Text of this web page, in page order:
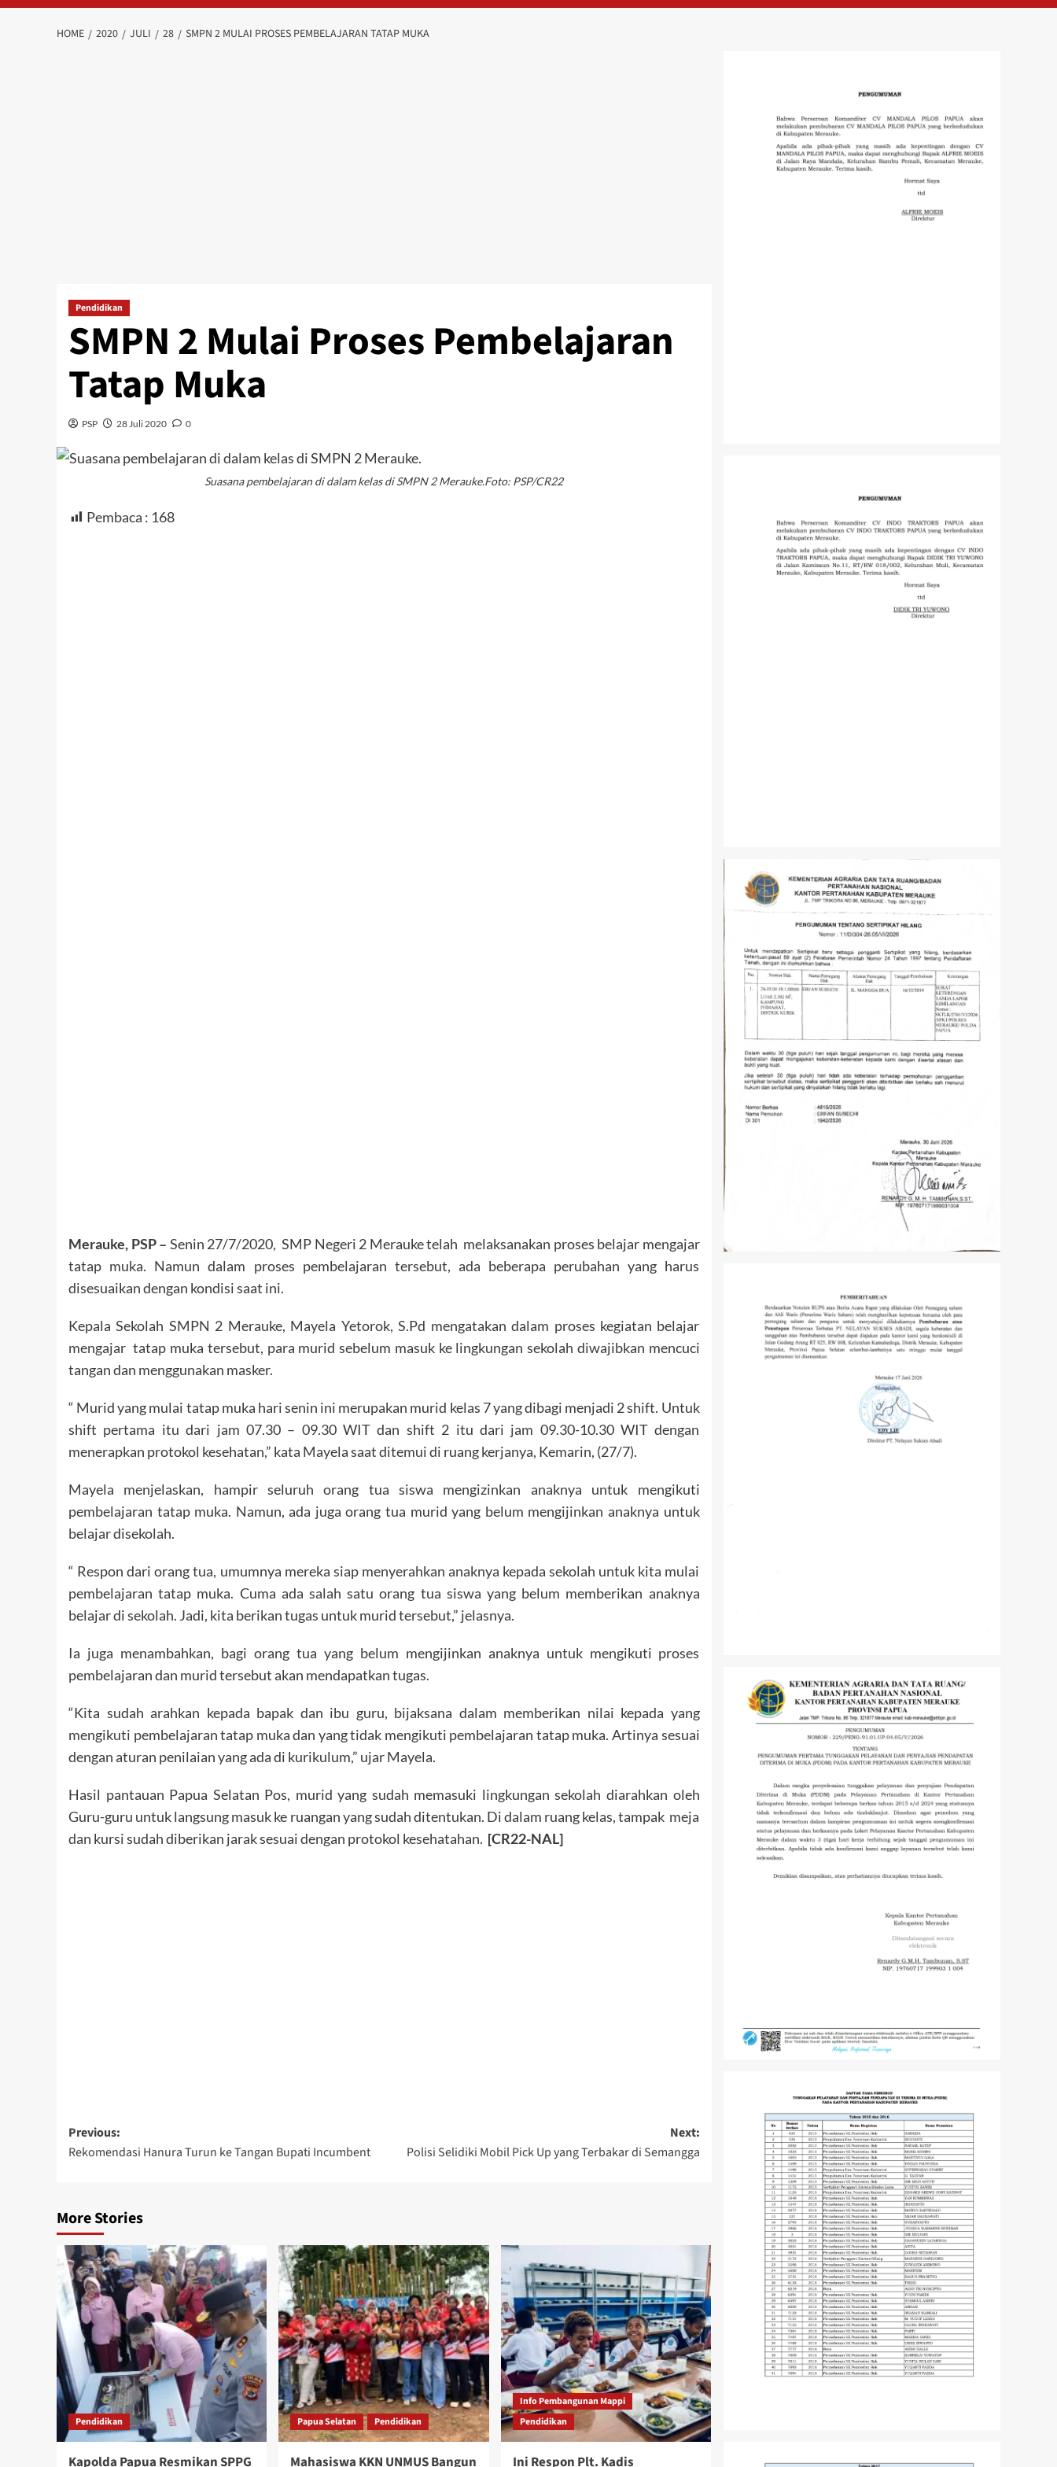
HOME 2020 JULI 28 SMPN 2 MULAI PROSES PEMBELAJARAN TATAP MUKA
Pendidikan
SMPN 2 Mulai Proses Pembelajaran
Tatap Muka
PSP 28 Juli 2020 0
Suasana pembelajaran di dalam kelas di SMPN 2 Merauke.Foto: PSP/CR22
Pembaca : 168
Merauke, PSP – Senin 27/7/2020, SMP Negeri 2 Merauke telah melaksanakan proses belajar mengajar
tatap muka. Namun dalam proses pembelajaran tersebut, ada beberapa perubahan yang harus
disesuaikan dengan kondisi saat ini.
Kepala Sekolah SMPN 2 Merauke, Mayela Yetorok, S.Pd mengatakan dalam proses kegiatan belajar
mengajar tatap muka tersebut, para murid sebelum masuk ke lingkungan sekolah diwajibkan mencuci
tangan dan menggunakan masker.
“ Murid yang mulai tatap muka hari senin ini merupakan murid kelas 7 yang dibagi menjadi 2 shift. Untuk
shift pertama itu dari jam 07.30 – 09.30 WIT dan shift 2 itu dari jam 09.30-10.30 WIT dengan
menerapkan protokol kesehatan,” kata Mayela saat ditemui di ruang kerjanya, Kemarin, (27/7).
Mayela menjelaskan, hampir seluruh orang tua siswa mengizinkan anaknya untuk mengikuti
pembelajaran tatap muka. Namun, ada juga orang tua murid yang belum mengijinkan anaknya untuk
belajar disekolah.
“ Respon dari orang tua, umumnya mereka siap menyerahkan anaknya kepada sekolah untuk kita mulai
pembelajaran tatap muka. Cuma ada salah satu orang tua siswa yang belum memberikan anaknya
belajar di sekolah. Jadi, kita berikan tugas untuk murid tersebut,” jelasnya.
Ia juga menambahkan, bagi orang tua yang belum mengijinkan anaknya untuk mengikuti proses
pembelajaran dan murid tersebut akan mendapatkan tugas.
“Kita sudah arahkan kepada bapak dan ibu guru, bijaksana dalam memberikan nilai kepada yang
mengikuti pembelajaran tatap muka dan yang tidak mengikuti pembelajaran tatap muka. Artinya sesuai
dengan aturan penilaian yang ada di kurikulum,” ujar Mayela.
Hasil pantauan Papua Selatan Pos, murid yang sudah memasuki lingkungan sekolah diarahkan oleh
Guru-guru untuk langsung masuk ke ruangan yang sudah ditentukan. Di dalam ruang kelas, tampak meja
dan kursi sudah diberikan jarak sesuai dengan protokol kesehatahan. [CR22-NAL]
Post
navigation
Previous:
Rekomendasi Hanura Turun ke Tangan Bupati Incumbent
Next:
Polisi Selidiki Mobil Pick Up yang Terbakar di Semangga
More Stories
Pendidikan
Kapolda Papua Resmikan SPPG
Papua Selatan Pendidikan
Mahasiswa KKN UNMUS Bangun
Info Pembangunan Mappi
Pendidikan
Ini Respon Plt. Kadis